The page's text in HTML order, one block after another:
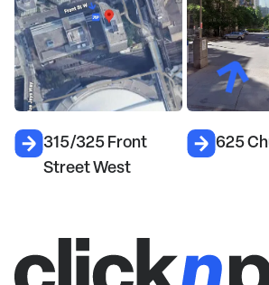
315/325 Front
Street West
625